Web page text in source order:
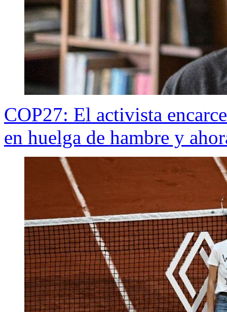
COP27: El activista
en huelga de hambre y